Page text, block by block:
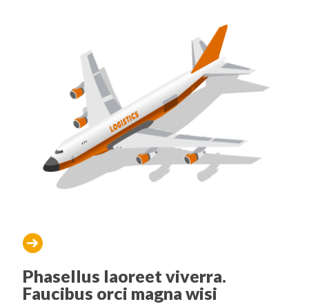
Phasellus laoreet viverra.
Faucibus orci magna wisi